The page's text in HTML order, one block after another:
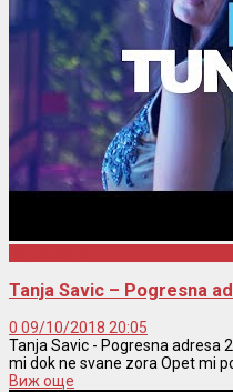
Tanja Savic – Pogresna
0 09/10/2018 20:05
Tanja Savic - Pogresna adresa
mi dok ne svane zora Opet mi
Виж още